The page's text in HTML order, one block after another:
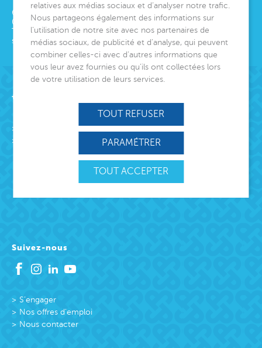
6 avenue Édith Cavell
06000 Nice
Tél.
04 92 00 24 50
siege@montjoye.org
Acteur de lien social
Protection Enfance et Familles
Accueil des victimes
Suivez-nous
S’engager
Nos offres d’emploi
Nous contacter
relatives aux médias sociaux et d’analyser notre trafic.
Nous partageons également des informations sur
l’utilisation de notre site avec nos partenaires de
médias sociaux, de publicité et d’analyse, qui peuvent
combiner celles-ci avec d’autres informations que
vous leur avez fournies ou qu’ils ont collectées lors
de votre utilisation de leurs services.
TOUT ACCEPTER
TOUT REFUSER
PARAMÉTRER